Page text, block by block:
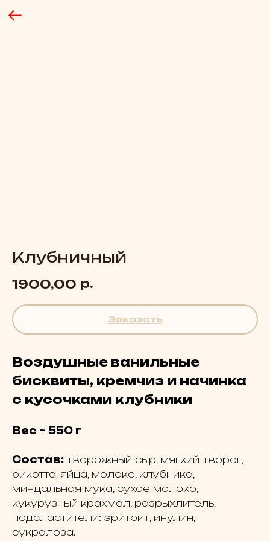
Клубничный
1900,00 р.
Заказать
Воздушные ванильные
бисквиты, кремчиз и начинка
с кусочками клубники
Вес ~ 550 г
Состав: творожный сыр, мягкий творог,
рикотта, яйца, молоко, клубника,
миндальная мука, сухое молоко,
кукурузный крахмал, разрыхлитель,
подсластители: эритрит, инулин,
сукралоза.